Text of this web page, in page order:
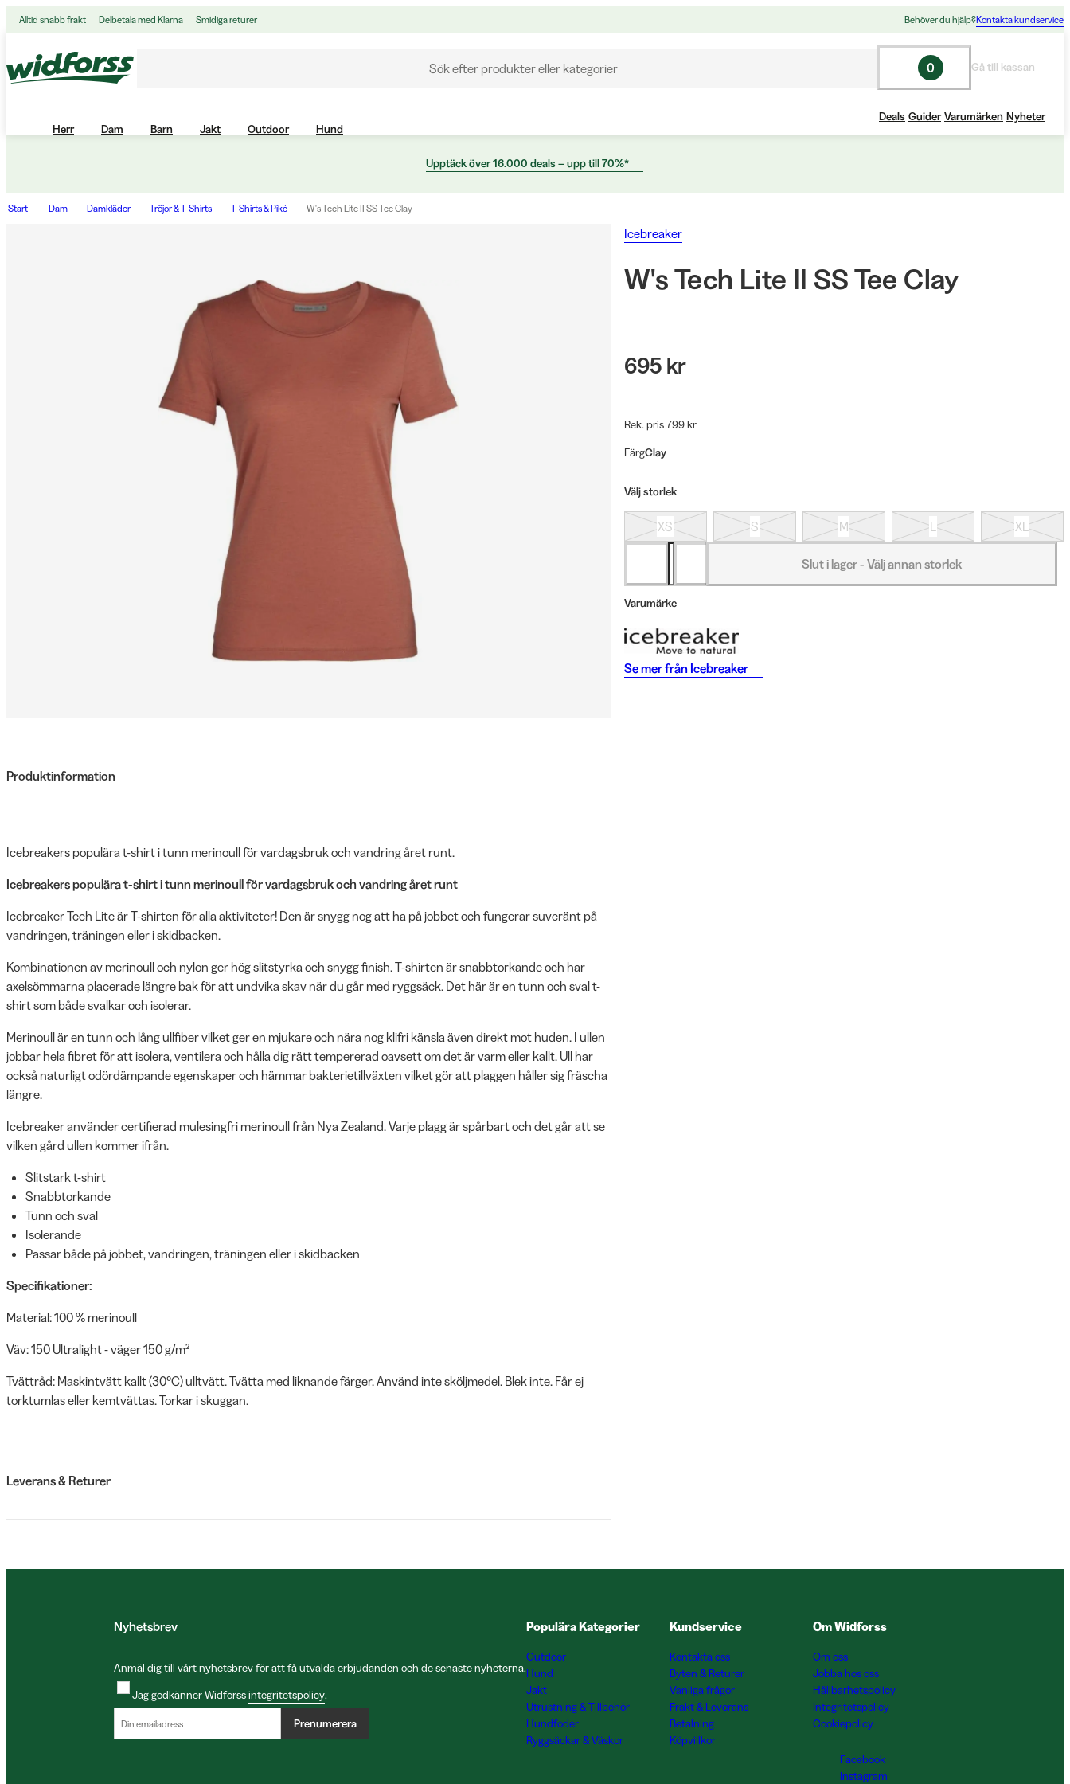
Alltid snabb frakt Delbetala med Klarna Smidiga returer Behöver du hjälp?Kontakta kundservice
Sök efter produkter eller kategorier 0 Gå till kassan
Herr Dam Barn Jakt Outdoor Hund
Deals Guider Varumärken Nyheter
Upptäck över 16.000 deals – upp till 70%*
Start Dam Damkläder Tröjor & T-Shirts T-Shirts & Piké W's Tech Lite II SS Tee Clay
Produktinformation
Icebreakers populära t-shirt i tunn merinoull för vardagsbruk och vandring året runt.
Icebreakers populära t-shirt i tunn merinoull för vardagsbruk och vandring året runt
Icebreaker Tech Lite är T-shirten för alla aktiviteter! Den är snygg nog att ha på jobbet och fungerar suveränt på
vandringen, träningen eller i skidbacken.
Kombinationen av merinoull och nylon ger hög slitstyrka och snygg finish. T-shirten är snabbtorkande och har
axelsömmarna placerade längre bak för att undvika skav när du går med ryggsäck. Det här är en tunn och sval t-
shirt som både svalkar och isolerar.
Merinoull är en tunn och lång ullfiber vilket ger en mjukare och nära nog klifri känsla även direkt mot huden. I ullen
jobbar hela fibret för att isolera, ventilera och hålla dig rätt tempererad oavsett om det är varm eller kallt. Ull har
också naturligt odördämpande egenskaper och hämmar bakterietillväxten vilket gör att plaggen håller sig fräscha
längre.
Icebreaker använder certifierad mulesingfri merinoull från Nya Zealand. Varje plagg är spårbart och det går att se
vilken gård ullen kommer ifrån.
Slitstark t-shirt
Snabbtorkande
Tunn och sval
Isolerande
Passar både på jobbet, vandringen, träningen eller i skidbacken
Specifikationer:
Material: 100 % merinoull
Väv: 150 Ultralight - väger 150 g/m²
Tvättråd: Maskintvätt kallt (30°C) ulltvätt. Tvätta med liknande färger. Använd inte sköljmedel. Blek inte. Får ej
torktumlas eller kemtvättas. Torkar i skuggan.
Leverans & Returer
Icebreaker
W's Tech Lite II SS Tee Clay
695 kr
Rek. pris 799 kr
FärgClay
Välj storlek
XS S M L XL
Slut i lager - Välj annan storlek
Varumärke
Se mer från Icebreaker
Nyhetsbrev
Anmäl dig till vårt nyhetsbrev för att få utvalda erbjudanden och de senaste nyheterna.
Jag godkänner Widforssintegritetspolicy.
Prenumerera
Populära Kategorier
Outdoor
Hund
Jakt
Utrustning & Tillbehör
Hundfoder
Ryggsäckar & Väskor
Kundservice
Kontakta oss
Byten & Returer
Vanliga frågor
Frakt & Leverans
Betalning
Köpvillkor
Om Widforss
Om oss
Jobba hos oss
Hållbarhetspolicy
Integritetspolicy
Cookiepolicy
Facebook
Instagram